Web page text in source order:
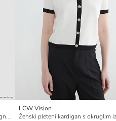
Dječji kardigan od trikota s visokom kragnom
LCW Vision
Ženski pleteni kardigan s okruglim